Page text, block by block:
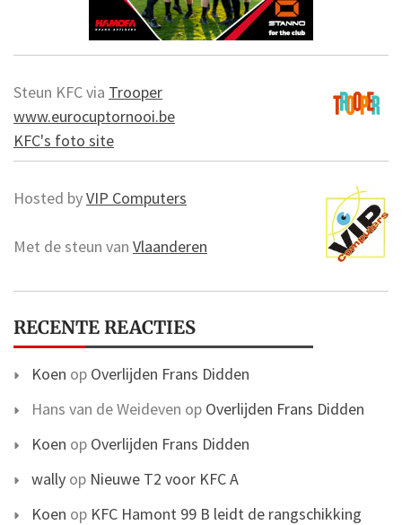
Steun KFC via Trooper
www.eurocuptornooi.be
KFC's foto site
Hosted byVIP Computers
Met de steun van Vlaanderen
RECENTE REACTIES
Koen op Overlijden Frans Didden
Hans van de Weideven op Overlijden Frans Didden
Koen op Overlijden Frans Didden
wally op Nieuwe T2 voor KFC A
Koen op KFC Hamont 99 B leidt de rangschikking